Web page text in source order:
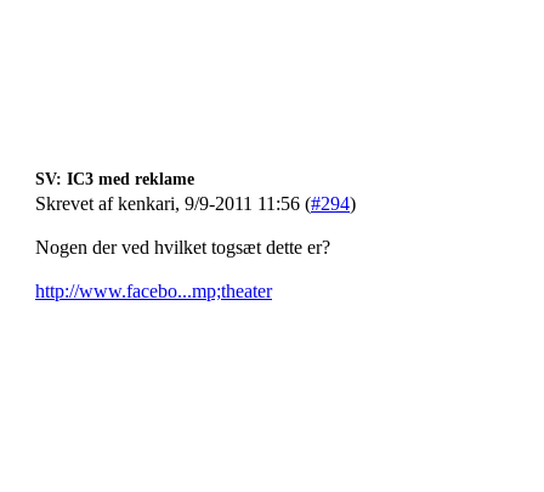
SV: IC3 med reklame
Skrevet af kenkari, 9/9-2011 11:56 (#294)
Nogen der ved hvilket togsæt dette er?
http://www.facebo...mp;theater